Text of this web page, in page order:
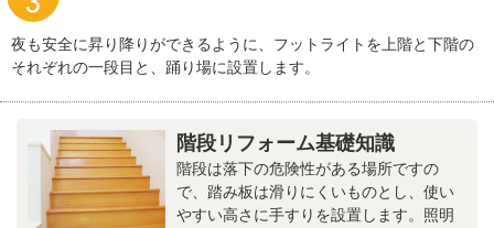
夜も安全に昇り降りができるように、フットライトを上階と下階の
それぞれの一段目と、踊り場に設置します。
階段リフォーム基礎知識
階段は落下の危険性がある場所ですの
で、踏み板は滑りにくいものとし、使い
やすい高さに手すりを設置します。照明